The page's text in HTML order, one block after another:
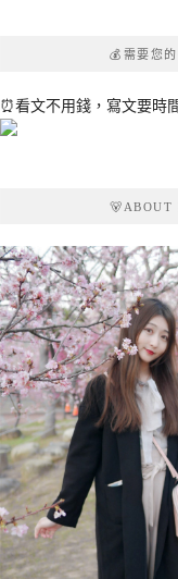
💰需要您
⏰看文不用錢，寫文要時
🐻ABOUT